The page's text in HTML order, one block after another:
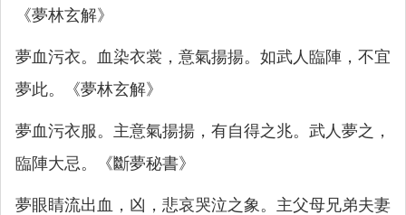
《夢林玄解》
夢血污衣。血染衣裳，意氣揚揚。如武人臨陣，不宜
夢此。《夢林玄解》
夢血污衣服。主意氣揚揚，有自得之兆。武人夢之，
臨陣大忌。《斷夢秘書》
夢眼睛流出血，凶，悲哀哭泣之象。主父母兄弟夫妻